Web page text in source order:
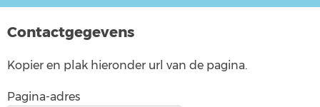
Contactgegevens
Kopier en plak hieronder url van de pagina.
Pagina-adres